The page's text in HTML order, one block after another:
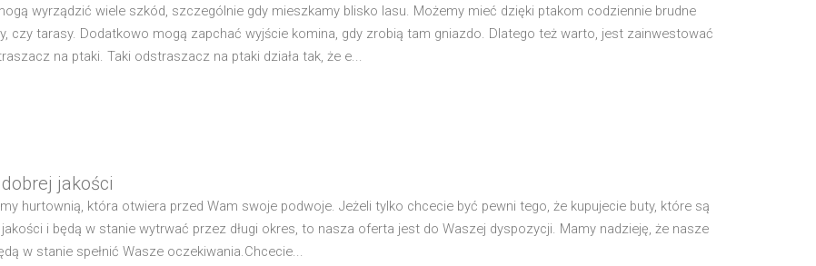
wyrządzić wiele szkód, szczególnie gdy mieszkamy blisko lasu. Możemy mieć dzięki ptakom codziennie brudne
czy tarasy. Dodatkowo mogą zapchać wyjście komina, gdy zrobią tam gniazdo. Dlatego też warto, jest zainwestować
na ptaki. Taki odstraszacz na ptaki działa tak, że e...
jakości
hurtownią, która otwiera przed Wam swoje podwoje. Jeżeli tylko chcecie być pewni tego, że kupujecie buty, które są
i będą w stanie wytrwać przez długi okres, to nasza oferta jest do Waszej dyspozycji. Mamy nadzieję, że nasze
w stanie spełnić Wasze oczekiwania.Chcecie...